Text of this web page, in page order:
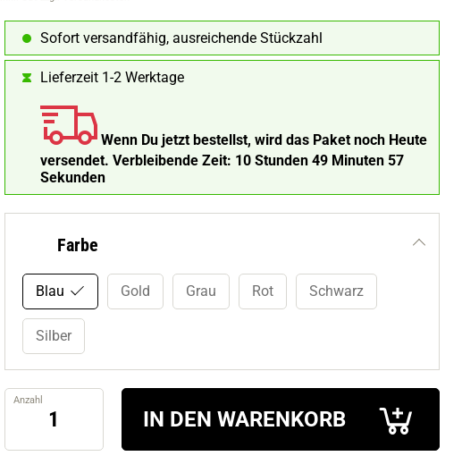
Sofort versandfähig, ausreichende Stückzahl
Lieferzeit 1-2 Werktage
Wenn Du jetzt bestellst, wird das Paket noch Heute
versendet. Verbleibende Zeit: 10 Stunden 49 Minuten 57
Sekunden
Farbe
Blau Gold Grau Rot Schwarz
Silber
Anzahl
IN DEN WARENKORB